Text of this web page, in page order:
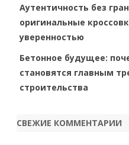
Аутентичность без
оригинальные
уверенностью
Бетонное будущее:
становятся главным
строительства
СВЕЖИЕ КОММЕНТАРИИ